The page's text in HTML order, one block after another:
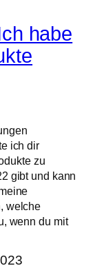
habe
ich dir
zu
gibt und kann
welche
wenn du mit